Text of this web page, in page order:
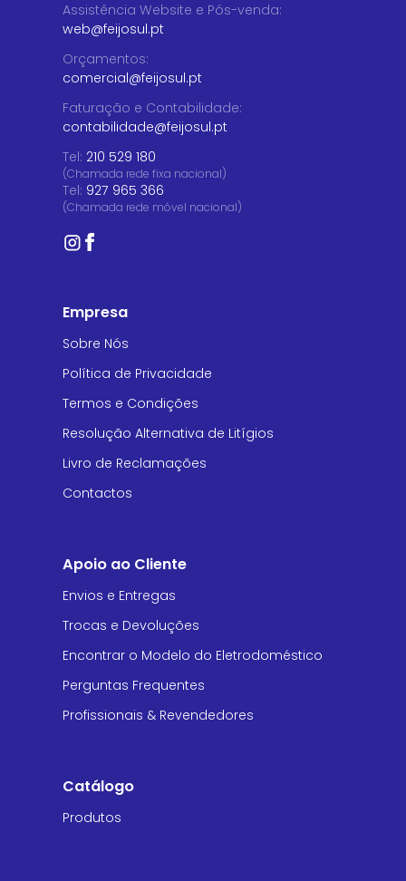
Assistência Website e Pós-venda:
web@feijosul.pt
Orçamentos:
comercial@feijosul.pt
Faturação e Contabilidade:
contabilidade@feijosul.pt
Tel: 210 529 180
(Chamada rede fixa nacional)
Tel: 927 965 366
(Chamada rede móvel nacional)
Empresa
Sobre Nós
Política de Privacidade
Termos e Condições
Resolução Alternativa de Litígios
Livro de Reclamações
Contactos
Apoio ao Cliente
Envios e Entregas
Trocas e Devoluções
Encontrar o Modelo do Eletrodoméstico
Perguntas Frequentes
Profissionais & Revendedores
Catálogo
Produtos